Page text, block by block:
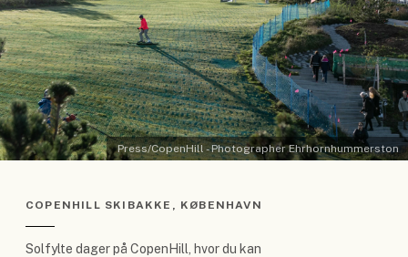
Press/CopenHill - Photographer Ehrhornhummerston
COPENHILL SKIBAKKE, KØBENHAVN
Solfylte dager på CopenHill, hvor du kan